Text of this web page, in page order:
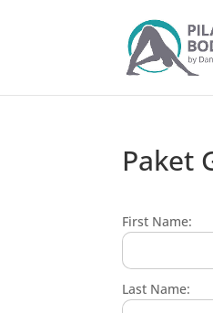
Paket
First Name:
Last Name: